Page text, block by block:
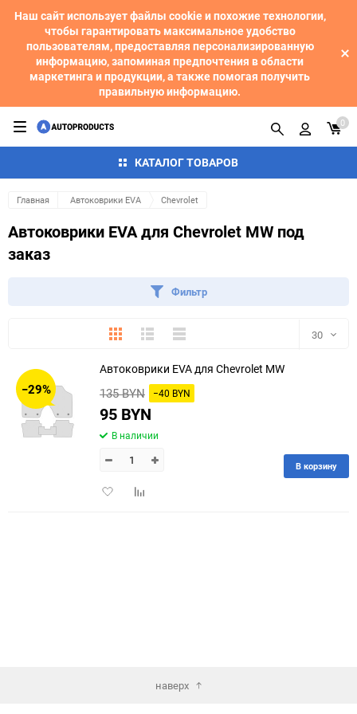
Наш сайт использует файлы cookie и похожие технологии,
чтобы гарантировать максимальное удобство
пользователям, предоставляя персонализированную
информацию, запоминая предпочтения в области
маркетинга и продукции, а также помогая получить
правильную информацию.
КАТАЛОГ ТОВАРОВ
0
Главная Автоковрики EVA Chevrolet
Автоковрики EVA для Chevrolet MW под
заказ
Фильтр
ПлиткаПодробноКомпактно 30
150
−29%
Автоковрики EVA для Chevrolet MW
135 BYN −40 BYN
95 BYN
В наличии
ДобавитьДобавить
В корзину
наверх